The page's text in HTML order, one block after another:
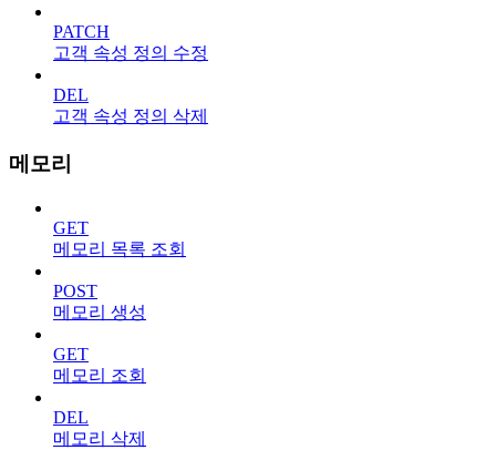
PATCH
고객 속성 정의 수정
DEL
고객 속성 정의 삭제
메모리
GET
메모리 목록 조회
POST
메모리 생성
GET
메모리 조회
DEL
메모리 삭제